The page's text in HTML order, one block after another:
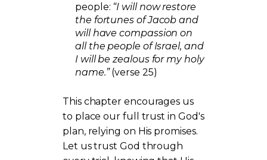
people: “I will now restore
the fortunes of Jacob and
will have compassion on
all the people of Israel, and
I will be zealous for my holy
name.”(verse 25)
This chapter encourages us
to place our full trust in God's
plan, relying on His promises.
Let us trust God through